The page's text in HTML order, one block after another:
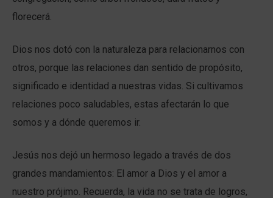
florecerá.
Dios nos dotó con la naturaleza para relacionarnos con
otros, porque las relaciones dan sentido de propósito,
significado e identidad a nuestras vidas. Si cultivamos
relaciones poco saludables, estas afectarán lo que
somos y a dónde queremos ir.
Jesús nos dejó un hermoso legado a través de dos
grandes mandamientos: El amor a Dios y el amor a
nuestro prójimo. Recuerda, la vida no se trata de logros,